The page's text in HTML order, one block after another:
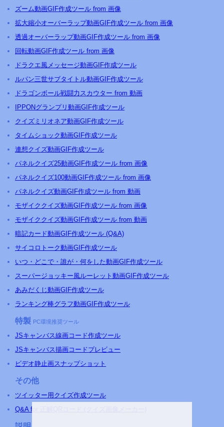
ズーム動画GIF作成ツール from 画像
拡大縮小オーバーラップ動画GIF作成ツール from 画像
透過オーバーラップ動画GIF作成ツール from 画像
回転動画GIF作成ツール from 画像
ドラクエ風メッセージ動画GIF作成ツール
ルパン三世サブタイトル動画GIF作成ツール
ドラゴンボール戦闘力スカウター from 動画
IPPONグランプリ動画GIF作成ツール
クイズミリオネア動画GIF作成ツール
タイムショック動画GIF作成ツール
連想クイズ動画GIF作成ツール
パネルクイズ25動画GIF作成ツール from 画像
パネルクイズ100動画GIF作成ツール from 画像
パネルクイズ動画GIF作成ツール from 動画
モザイククイズ動画GIF作成ツール from 画像
モザイククイズ動画GIF作成ツール from 動画
暗記カード動画GIF作成ツール (Q&A)
サイコロトーク動画GIF作成ツール
いつ・どこで・誰が・何をした動画GIF作成ツール
スーパージョッキー風ルーレット動画GIF作成ツール
あみだくじ動画GIF作成ツール
ランキング棒グラフ動画GIF作成ツール
特製 PC環境推奨ツール
JSキャンバス線画コード作成ツール
JSキャンバス描画コードプレビュー
ビデオ静止画スナップショット
その他
ツイッター用クイズ作成ツール
Q&A for 正解QRコード (クイズ画像メーカー)